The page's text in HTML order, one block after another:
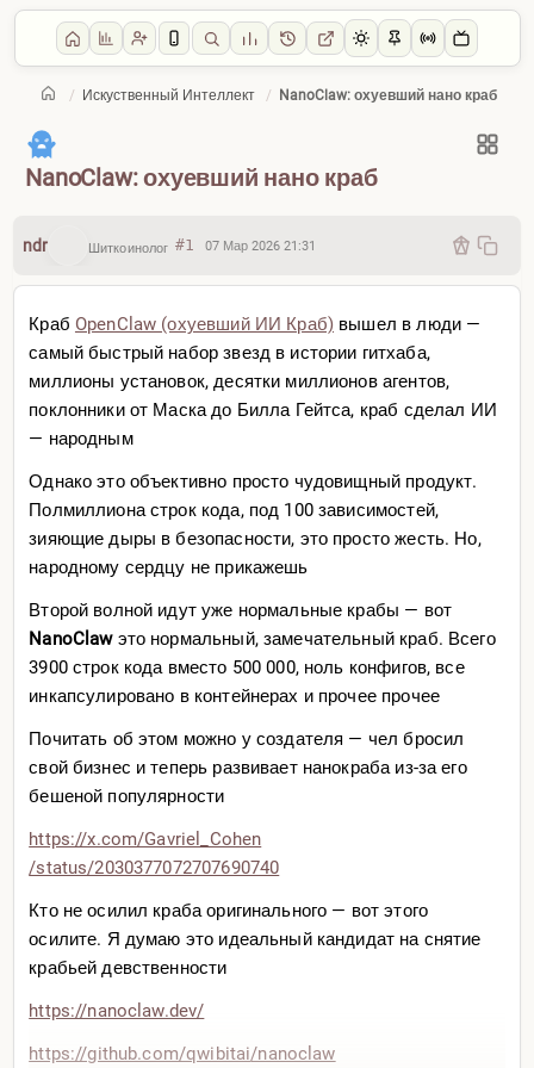
/ Искуственный Интеллект / NanoClaw: охуевший нано краб
Главная
NanoClaw: охуевший нано краб
ndr Шиткоинолог #1 07 Мар 2026 21:31
Краб OpenClaw (охуевший ИИ Краб) вышел в люди —
самый быстрый набор звезд в истории гитхаба,
миллионы установок, десятки миллионов агентов,
поклонники от Маска до Билла Гейтса, краб сделал ИИ
— народным
Однако это объективно просто чудовищный продукт.
Полмиллиона строк кода, под 100 зависимостей,
зияющие дыры в безопасности, это просто жесть. Но,
народному сердцу не прикажешь
Второй волной идут уже нормальные крабы — вот
NanoClaw это нормальный, замечательный краб. Всего
3900 строк кода вместо 500 000, ноль конфигов, все
инкапсулировано в контейнерах и прочее прочее
Почитать об этом можно у создателя — чел бросил
свой бизнес и теперь развивает нанокраба из-за его
бешеной популярности
https://x.com/Gavriel_Cohen
/status/2030377072707690740
Кто не осилил краба оригинального — вот этого
осилите. Я думаю это идеальный кандидат на снятие
крабьей девственности
https://nanoclaw.dev/
https://github.com/qwibitai/nanoclaw